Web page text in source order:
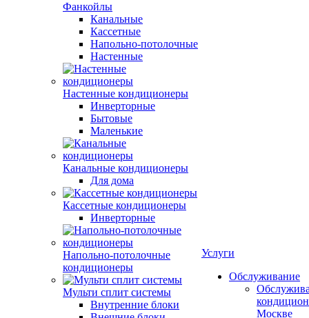
Фанкойлы
Канальные
Кассетные
Напольно-потолочные
Настенные
Настенные кондиционеры
Инверторные
Бытовые
Маленькие
Канальные кондиционеры
Для дома
Кассетные кондиционеры
Инверторные
Напольно-потолочные
кондиционеры
Мульти сплит системы
Внутренние блоки
Услуги
Обслуживание
Москве